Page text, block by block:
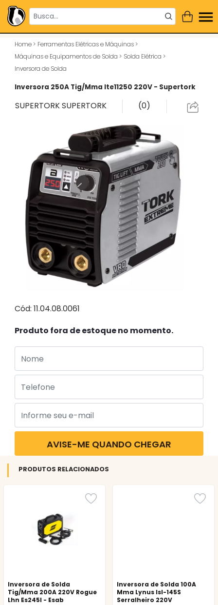
Home > Ferramentas Elétricas e Máquinas >
Máquinas e Equipamentos de Solda > Solda Elétrica >
Inversora de Solda
Inversora 250A Tig/Mma Ite11250 220V - Supertork
SUPERTORKSUPERTORK (0)
Cód: 11.04.08.0061
Produto fora de estoque no momento.
AVISE-ME QUANDO CHEGAR
PRODUTOS RELACIONADOS
Inversora de Solda
Tig/Mma 200A 220V Rogue
Lhn Es245I - Esab
Inversora de Solda 100A
Mma Lynus Isl-145S
Serralheiro 220V